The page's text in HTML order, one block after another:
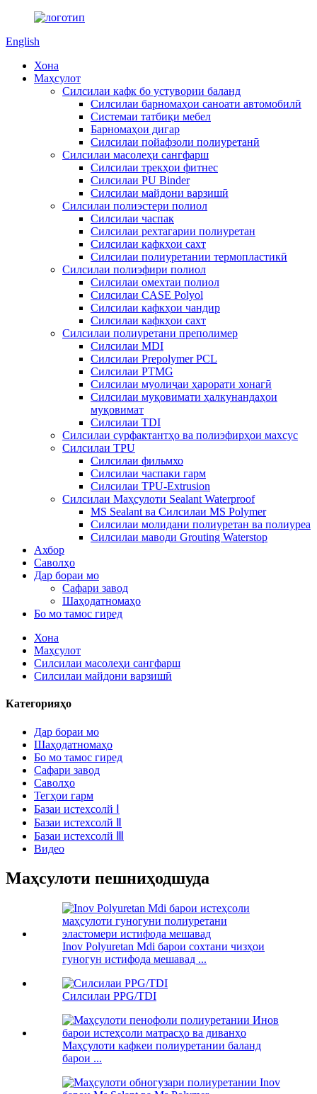
English
Хона
Маҳсулот
Силсилаи кафк бо устувории баланд
Силсилаи барномаҳои саноати автомобилӣ
Системаи татбиқи мебел
Барномаҳои дигар
Силсилаи пойафзоли полиуретанӣ
Силсилаи масолеҳи сангфарш
Силсилаи трекҳои фитнес
Силсилаи PU Binder
Силсилаи майдони варзишӣ
Силсилаи полиэстери полиол
Силсилаи часпак
Силсилаи рехтагарии полиуретан
Силсилаи кафкҳои сахт
Силсилаи полиуретании термопластикӣ
Силсилаи полиэфири полиол
Силсилаи омехтаи полиол
Силсилаи CASE Polyol
Силсилаи кафкҳои чандир
Силсилаи кафкҳои сахт
Силсилаи полиуретани преполимер
Силсилаи MDI
Силсилаи Prepolymer PCL
Силсилаи PTMG
Силсилаи муолиҷаи ҳарорати хонагӣ
Силсилаи муқовимати ҳалкунандаҳои
муқовимат
Силсилаи TDI
Силсилаи сурфактантҳо ва полиэфирҳои махсус
Силсилаи TPU
Силсилаи фильмхо
Силсилаи часпаки гарм
Силсилаи TPU-Extrusion
Силсилаи Маҳсулоти Sealant Waterproof
MS Sealant ва Силсилаи MS Polymer
Силсилаи молидани полиуретан ва полиуреа
Силсилаи маводи Grouting Waterstop
Ахбор
Саволҳо
Дар бораи мо
Сафари завод
Шаҳодатномаҳо
Бо мо тамос гиред
Хона
Маҳсулот
Силсилаи масолеҳи сангфарш
Силсилаи майдони варзишӣ
Категорияҳо
Дар бораи мо
Шаҳодатномаҳо
Бо мо тамос гиред
Сафари завод
Саволҳо
Тегҳои гарм
Базаи истехсолй Ⅰ
Базаи истехсолй Ⅱ
Базаи истехсолй Ⅲ
Видео
Маҳсулоти пешниҳодшуда
Inov Polyuretan Mdi барои сохтани чизҳои
гуногун истифода мешавад ...
Силсилаи PPG/TDI
Маҳсулоти кафкеи полиуретании баланд
барои ...